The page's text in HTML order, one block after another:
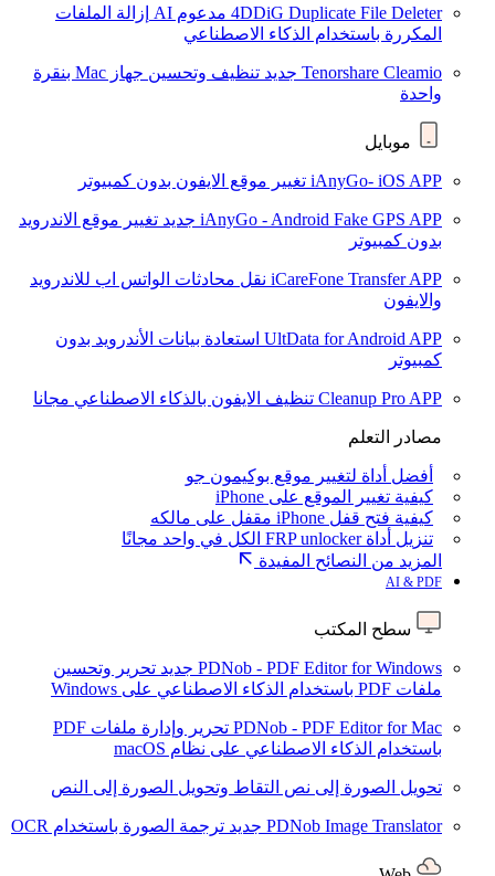
4DDiG Duplicate File Deleter مدعوم AI
إزالة الملفات
المكررة باستخدام الذكاء الاصطناعي
Tenorshare Cleamio جديد
تنظيف وتحسين جهاز Mac بنقرة
واحدة
موبايل
iAnyGo- iOS APP تغيير موقع الايفون بدون كمبيوتر
iAnyGo - Android Fake GPS APP جديد تغيير موقع الاندرويد
بدون كمبيوتر
iCareFone Transfer APP نقل محادثات الواتس اب للاندرويد
والايفون
UltData for Android APP استعادة بيانات الأندرويد بدون
كمبيوتر
Cleanup Pro APP تنظيف الايفون بالذكاء الاصطناعي مجانا
مصادر التعلم
أفضل أداة لتغيير موقع بوكيمون جو
كيفية تغيير الموقع على iPhone
كيفية فتح قفل iPhone مقفل على مالكه
تنزيل أداة FRP unlocker الكل في واحد مجانًا
المزيد من النصائح المفيدة
AI & PDF
سطح المكتب
PDNob - PDF Editor for Windows جديد تحرير وتحسين
ملفات PDF باستخدام الذكاء الاصطناعي على Windows
PDNob - PDF Editor for Mac
تحرير وإدارة ملفات PDF
باستخدام الذكاء الاصطناعي على نظام macOS
تحويل الصورة إلى نص التقاط وتحويل الصورة إلى النص
PDNob Image Translator جديد ترجمة الصورة باستخدام OCR